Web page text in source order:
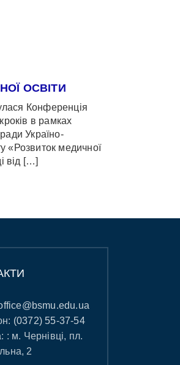
ОСВІТИ
Конференція
в рамках
Україно-
«Розвиток медичної
від […]
(0372) 55-37-54
: м. Чернівці, пл.
2